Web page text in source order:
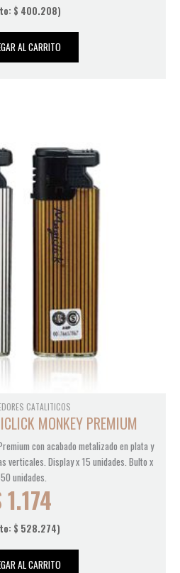
$ 400.208)
AL CARRITO
CATALITICOS
MONKEY PREMIUM
con acabado metalizado en plata y
verticales. Display x 15 unidades. Bulto x
unidades.
1.174
$ 528.274)
AL CARRITO